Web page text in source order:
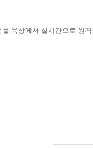
을 육상에서 실시간으로 원